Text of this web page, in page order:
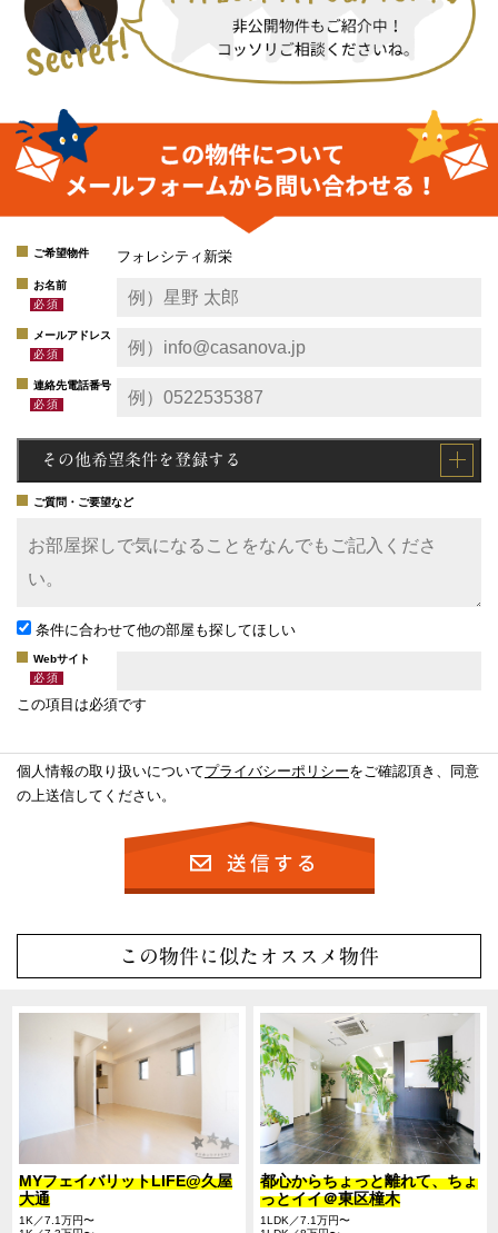
ご希望物件 フォレシティ新栄
お名前
メールアドレス
連絡先電話番号
その他希望条件を登録する
ご質問・ご要望など
条件に合わせて他の部屋も探してほしい
Webサイト
この項目は必須です
個人情報の取り扱いについてプライバシーポリシーをご確認頂き、同意
の上送信してください。
この物件に似たオススメ物件
MYフェイバリットLIFE@久屋
大通
1K／7.1万円〜
都心からちょっと離れて、ちょ
っとイイ＠東区橦木
1LDK／7.1万円〜